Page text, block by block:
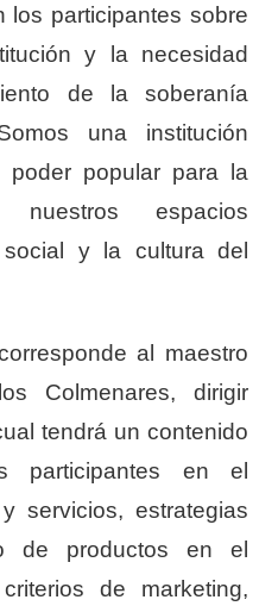
los participantes sobre
y la necesidad
de la soberanía
una institución
poder popular para la
espacios
social y la cultura del
al maestro
Colmenares, dirigir
tendrá un contenido
participantes en el
servicios, estrategias
de productos en el
de marketing,